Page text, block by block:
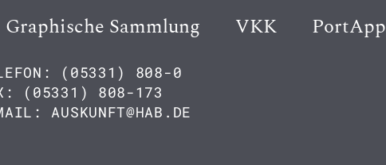
Graphische Sammlung VKK PortApp
(05331) 808-0
(05331) 808-173
AUSKUNFT@HAB.DE